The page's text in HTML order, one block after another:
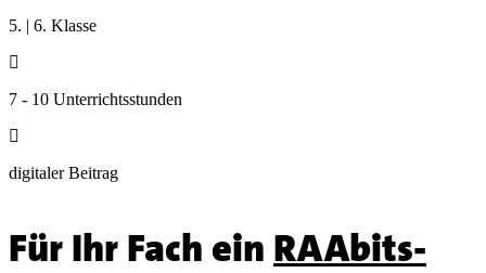
5. | 6. Klasse

7 - 10 Unterrichtsstunden

digitaler Beitrag
Für Ihr Fach ein RAAbits-